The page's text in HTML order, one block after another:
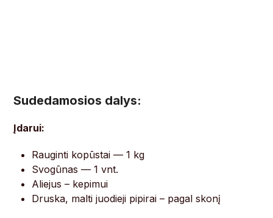
Sudedamosios dalys:
Įdarui:
Rauginti kopūstai — 1 kg
Svogūnas — 1 vnt.
Aliejus – kepimui
Druska, malti juodieji pipirai – pagal skonį